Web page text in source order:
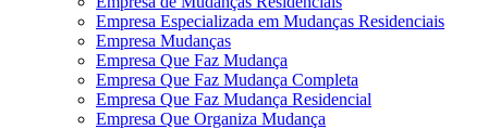
Empresa Especializada em Mudanças Residenciais
Empresa Mudanças
Empresa Que Faz Mudança
Empresa Que Faz Mudança Completa
Empresa Que Faz Mudança Residencial
Empresa Que Organiza Mudança